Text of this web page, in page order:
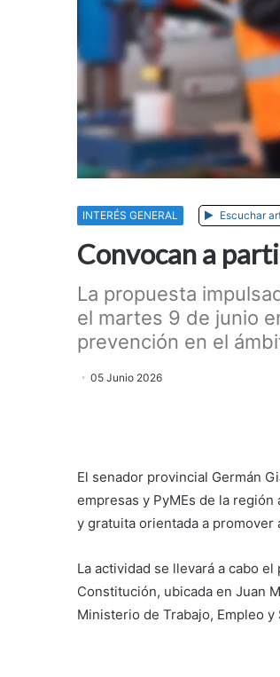
INTERÉS GENERAL Escuchar
Convocan a
La propuesta
el martes 9 de junio
prevención en el
05 Junio 2026
El senador provincial Germán
empresas y PyMEs de la
y gratuita orientada a
La actividad se llevará a cabo
Constitución, ubicada en Juan
Ministerio de Trabajo, Empleo